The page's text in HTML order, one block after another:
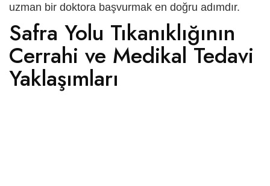
uzman bir doktora başvurmak en doğru adımdır.
Safra Yolu Tıkanıklığının
Cerrahi ve Medikal Tedavi
Yaklaşımları